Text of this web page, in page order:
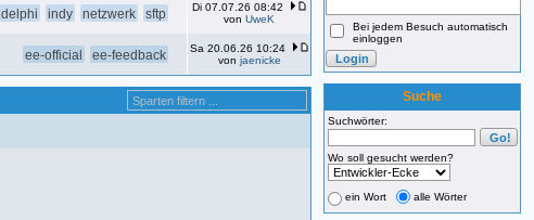
delphi indy netzwerk sftp
Di 07.07.26 08:42
von UweK
ee-official ee-feedback
Sa 20.06.26 10:24
von jaenicke
Bei jedem Besuch automatisch
einloggen
Suche
Suchwörter:
Wo soll gesucht werden?
ein Wort alle Wörter